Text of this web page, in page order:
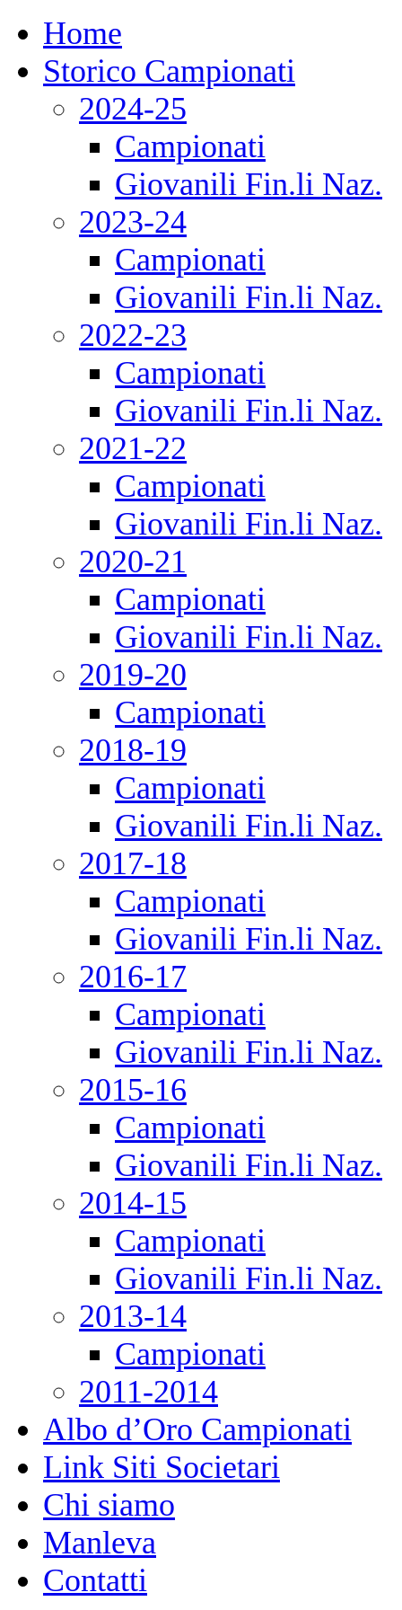
Home
Storico Campionati
2024-25
Campionati
Giovanili Fin.li Naz.
2023-24
Campionati
Giovanili Fin.li Naz.
2022-23
Campionati
Giovanili Fin.li Naz.
2021-22
Campionati
Giovanili Fin.li Naz.
2020-21
Campionati
Giovanili Fin.li Naz.
2019-20
Campionati
2018-19
Campionati
Giovanili Fin.li Naz.
2017-18
Campionati
Giovanili Fin.li Naz.
2016-17
Campionati
Giovanili Fin.li Naz.
2015-16
Campionati
Giovanili Fin.li Naz.
2014-15
Campionati
Giovanili Fin.li Naz.
2013-14
Campionati
2011-2014
Albo d’Oro Campionati
Link Siti Societari
Chi siamo
Manleva
Contatti